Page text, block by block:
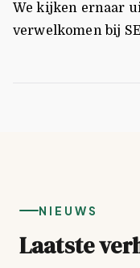
We kijken ernaar
verwelkomen bij
NIEUWS
Laatste